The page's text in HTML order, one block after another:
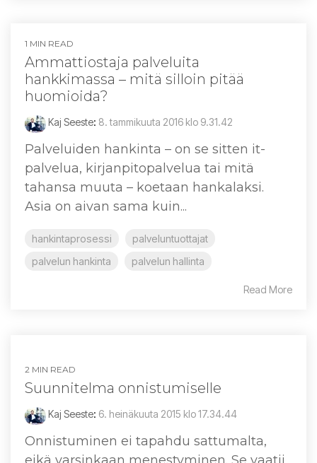
1 MIN READ
Ammattiostaja palveluita
hankkimassa – mitä silloin pitää
huomioida?
Kaj Seeste: 8. tammikuuta 2016 klo 9.31.42
Palveluiden hankinta – on se sitten it-
palvelua, kirjanpitopalvelua tai mitä
tahansa muuta – koetaan hankalaksi.
Asia on aivan sama kuin...
hankintaprosessi
palveluntuottajat
palvelun hankinta
palvelun hallinta
Read More
2 MIN READ
Suunnitelma onnistumiselle
Kaj Seeste: 6. heinäkuuta 2015 klo 17.34.44
Onnistuminen ei tapahdu sattumalta,